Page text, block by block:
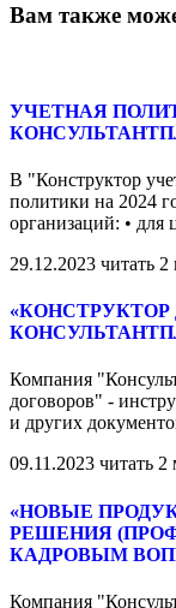
Вам также
УЧЕТНАЯ
В "Конструктор
политики на 2024
организаций: • для
29.12.2023 читать
«КОНСТРУКТОР
Компания
договоров" -
и других
09.11.2023 читать 2
«НОВЫЕ
РЕШЕНИЯ
КАДРОВЫМ
Компания